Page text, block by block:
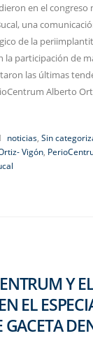
en el congreso
una
de la
la participación de
las últimas
Alberto
noticias ,Sin
Vigón,
Y
EL
GACETA